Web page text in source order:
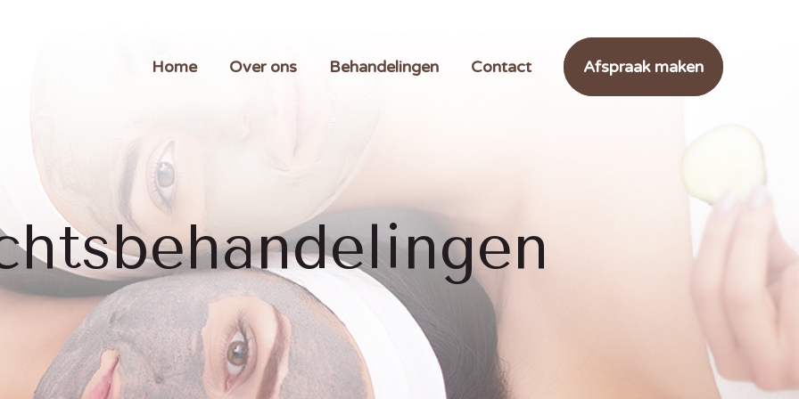
Home Over ons Behandelingen Contact Afspraak maken